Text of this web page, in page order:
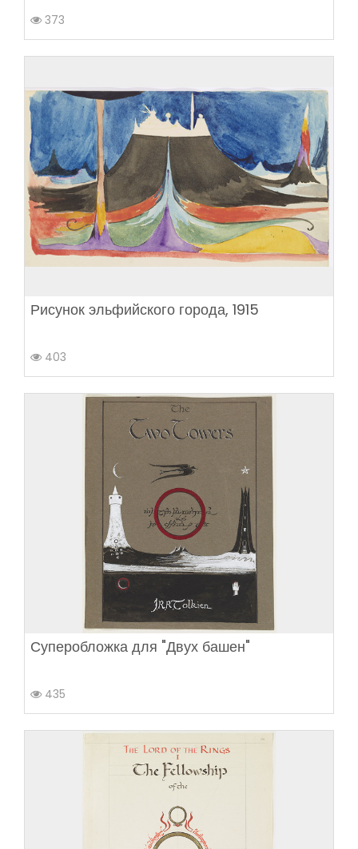
373
Рисунок эльфийского города, 1915
403
Суперобложка для "Двух башен"
435